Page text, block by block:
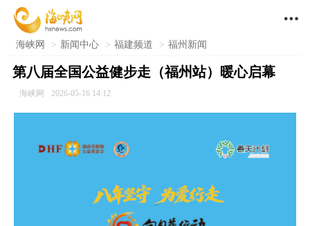

海峡网 > 新闻中心 > 福建频道 > 福州新闻
第八届全国公益健步走（福州站）暖心启幕
海峡网 2026-05-16 14:12